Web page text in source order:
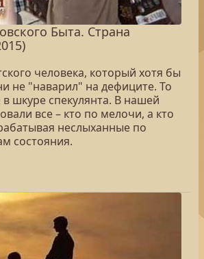
Быта. Страна
человека, который хотя бы
не "наварил" на дефиците. То
шкуре спекулянта. В нашей
все – кто по мелочи, а кто
неслыханные по
состояния.